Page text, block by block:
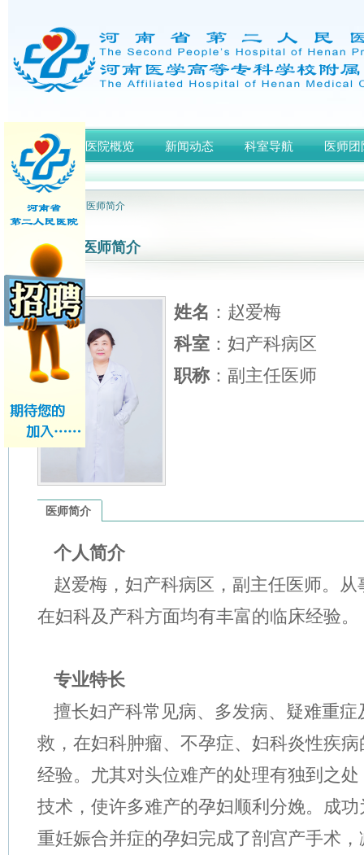
首页 医院概览 新闻动态 科室导航 医师团
网站首页 > 医师简介
医师简介
姓名 ：赵爱梅
科室 ：妇产科病区
职称：副主任医师
医师简介
个人简介
赵爱梅，妇产科病区，副主任医师。
在妇科及产科方面均有丰富的临床经验。
专业特长
擅长妇产科常见病、多发病、疑难重
救，在妇科肿瘤、不孕症、妇科炎性疾
经验。尤其对头位难产的处理有独到之
技术，使许多难产的孕妇顺利分娩。成
重妊娠合并症的孕妇完成了剖宫产手术